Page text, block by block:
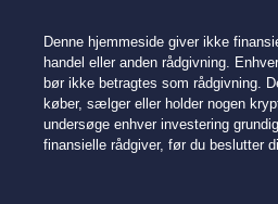
Denne hjemmeside giver ikke
handel eller anden rådgivning.
bør ikke betragtes som rådgivning.
køber, sælger eller holder nogen
undersøge enhver investering
finansielle rådgiver, før du beslutter